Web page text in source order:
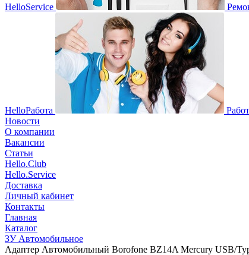
HelloService
HelloРабота
Новости
О компании
Вакансии
Статьи
Hello.Club
Hello.Service
Доставка
Личный кабинет
Контакты
Главная
Каталог
ЗУ Автомобильное
Адаптер Автомобильный Borofone BZ14A Mercury USB/